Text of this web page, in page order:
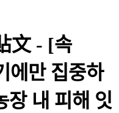
文 - [속
에만 집중하
장 내 피해 잇